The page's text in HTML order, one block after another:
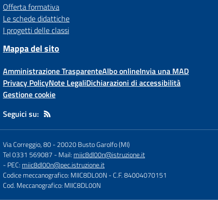
Offerta formativa
Le schede didattiche
I progetti delle classi
Mappa del sito
Amministrazione TrasparenteAlbo onlineInvia una MAD
Privacy PolicyNote LegaliDichiarazioni di accessibilità
Gestione cookie
Seguici su:
Via Correggio, 80-20020 Busto Garolfo (MI)
Tel 0331 569087 - Mail: miic8dl00n@istruzione.it
- PEC: miic8dl00n@pec.istruzione.it
Codice meccanografico: MIIC8DL00N- C.F. 84004070151
Cod. Meccanografico: MIIC8DL00N